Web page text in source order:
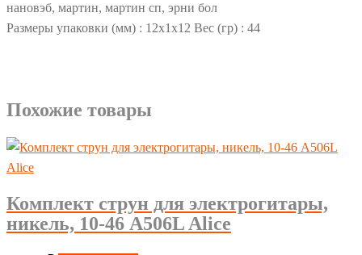
нановэб, мартин, мартин сп, эрни бол
Размеры упаковки (мм) : 12х1х12 Вес (гр) : 44
Похожие товары
Комплект струн для электрогитары,
никель, 10-46 A506L Alice